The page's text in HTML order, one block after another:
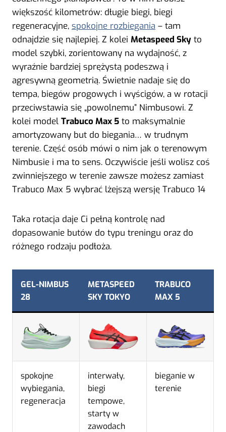
większość kilometrów: długie biegi, biegi
regeneracyjne, spokojne rozbiegania – tam
odnajdzie się najlepiej. Z kolei Metaspeed Sky to
model szybki, zorientowany na wydajność, z
wyraźnie bardziej sprężystą podeszwą i
agresywną geometrią. Świetnie nadaje się do
tempa, biegów progowych i wyścigów, a w rotacji
przeciwstawia się „powolnemu” Nimbusowi. Z
kolei model Trabuco Max 5 to maksymalnie
amortyzowany but do biegania… w trudnym
terenie. Część osób mówi o nim jak o terenowym
Nimbusie i ma to sens. Oczywiście jeśli wolisz coś
zwinniejszego w terenie zawsze możesz zamiast
Trabuco Max 5 wybrać lżejszą wersję Trabuco 14
Taka rotacja daje Ci pełną kontrolę nad
dopasowanie butów do typu treningu oraz do
różnego rodzaju podłoża.
GEL-NIMBUS
28
METASPEED
SKY TOKYO
TRABUCO
MAX 5
spokojne
wybiegania,
regeneracja
interwały,
biegi
tempowe,
starty w
zawodach
bieganie w
terenie